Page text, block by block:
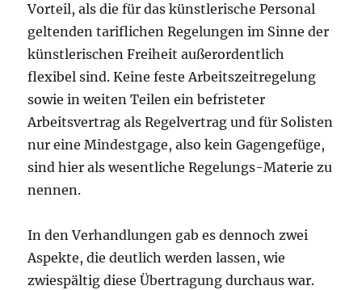
Vorteil, als die für das künstlerische Personal
geltenden tariflichen Regelungen im Sinne der
künstlerischen Freiheit außerordentlich
flexibel sind. Keine feste Arbeitszeitregelung
sowie in weiten Teilen ein befristeter
Arbeitsvertrag als Regelvertrag und für Solisten
nur eine Mindestgage, also kein Gagengefüge,
sind hier als wesentliche Regelungs-Materie zu
nennen.
In den Verhandlungen gab es dennoch zwei
Aspekte, die deutlich werden lassen, wie
zwiespältig diese Übertragung durchaus war.